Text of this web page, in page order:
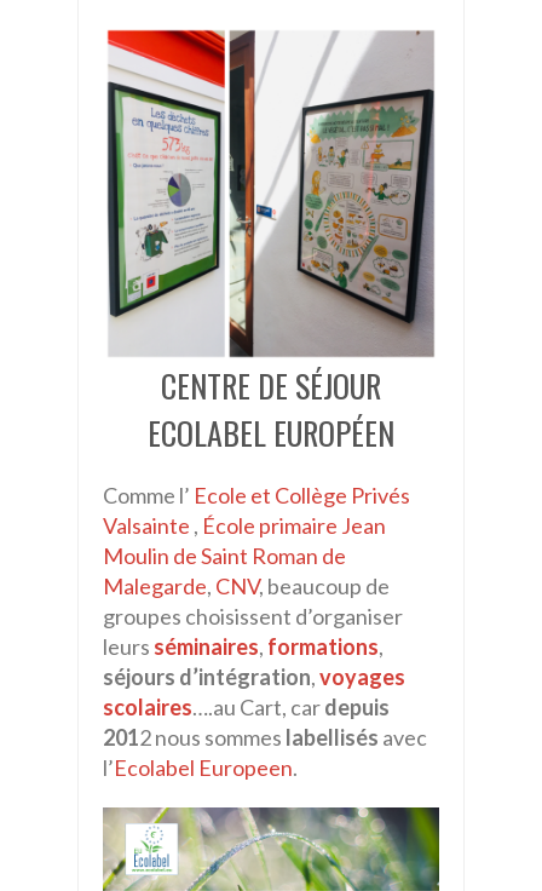
CENTRE DE SÉJOUR
ECOLABEL EUROPÉEN
Comme l’ Ecole et Collège Privés
Valsainte , École primaire Jean
Moulin de Saint Roman de
Malegarde, CNV, beaucoup de
groupes choisissent d’organiser
leurs séminaires, formations,
séjours d’intégration,voyages
scolaires….au Cart, cardepuis
2012 nous sommes labellisés avec
l’Ecolabel Europeen.